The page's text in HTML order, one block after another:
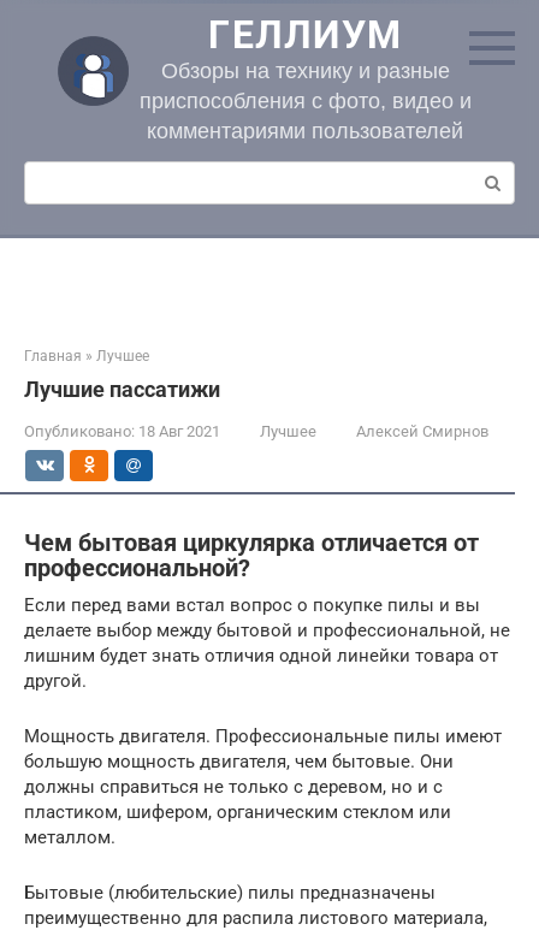
контенту
ГЕЛЛИУМ
Обзоры на технику и разные
приспособления с фото, видео и
комментариями пользователей
Поиск:
Главная » Лучшее
Лучшие пассатижи
Опубликовано: 18 Авг 2021 Лучшее Алексей Смирнов
Чем бытовая циркулярка отличается от
профессиональной?
Если перед вами встал вопрос о покупке пилы и вы
делаете выбор между бытовой и профессиональной, не
лишним будет знать отличия одной линейки товара от
другой.
Мощность двигателя. Профессиональные пилы имеют
большую мощность двигателя, чем бытовые. Они
должны справиться не только с деревом, но и с
пластиком, шифером, органическим стеклом или
металлом.
Бытовые (любительские) пилы предназначены
преимущественно для распила листового материала,